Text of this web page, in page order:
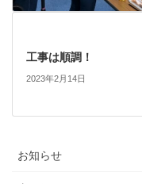
工事は順調！
2023年2月14日
お知らせ